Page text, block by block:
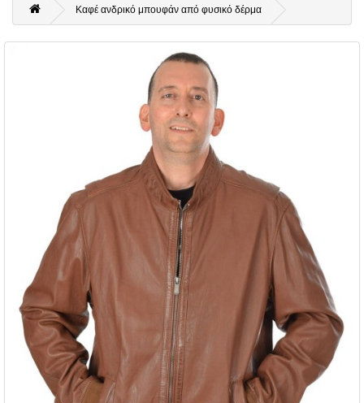
Καφέ ανδρικό μπουφάν από φυσικό δέρμα